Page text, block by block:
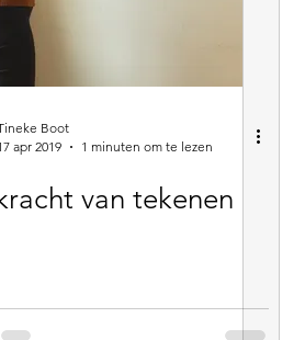
Boot
apr 2019
1 minuten om te lezen
van tekenen